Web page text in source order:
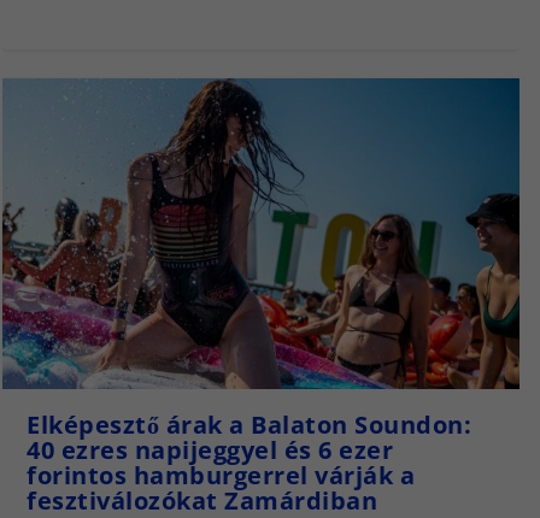
Elképesztő árak a Balaton Soundon:
40 ezres napijeggyel és 6 ezer
forintos hamburgerrel várják a
fesztiválozókat Zamárdiban